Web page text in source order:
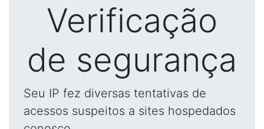
Verificação
de segurança
Seu IP fez diversas tentativas de
acessos suspeitos a sites hospedados